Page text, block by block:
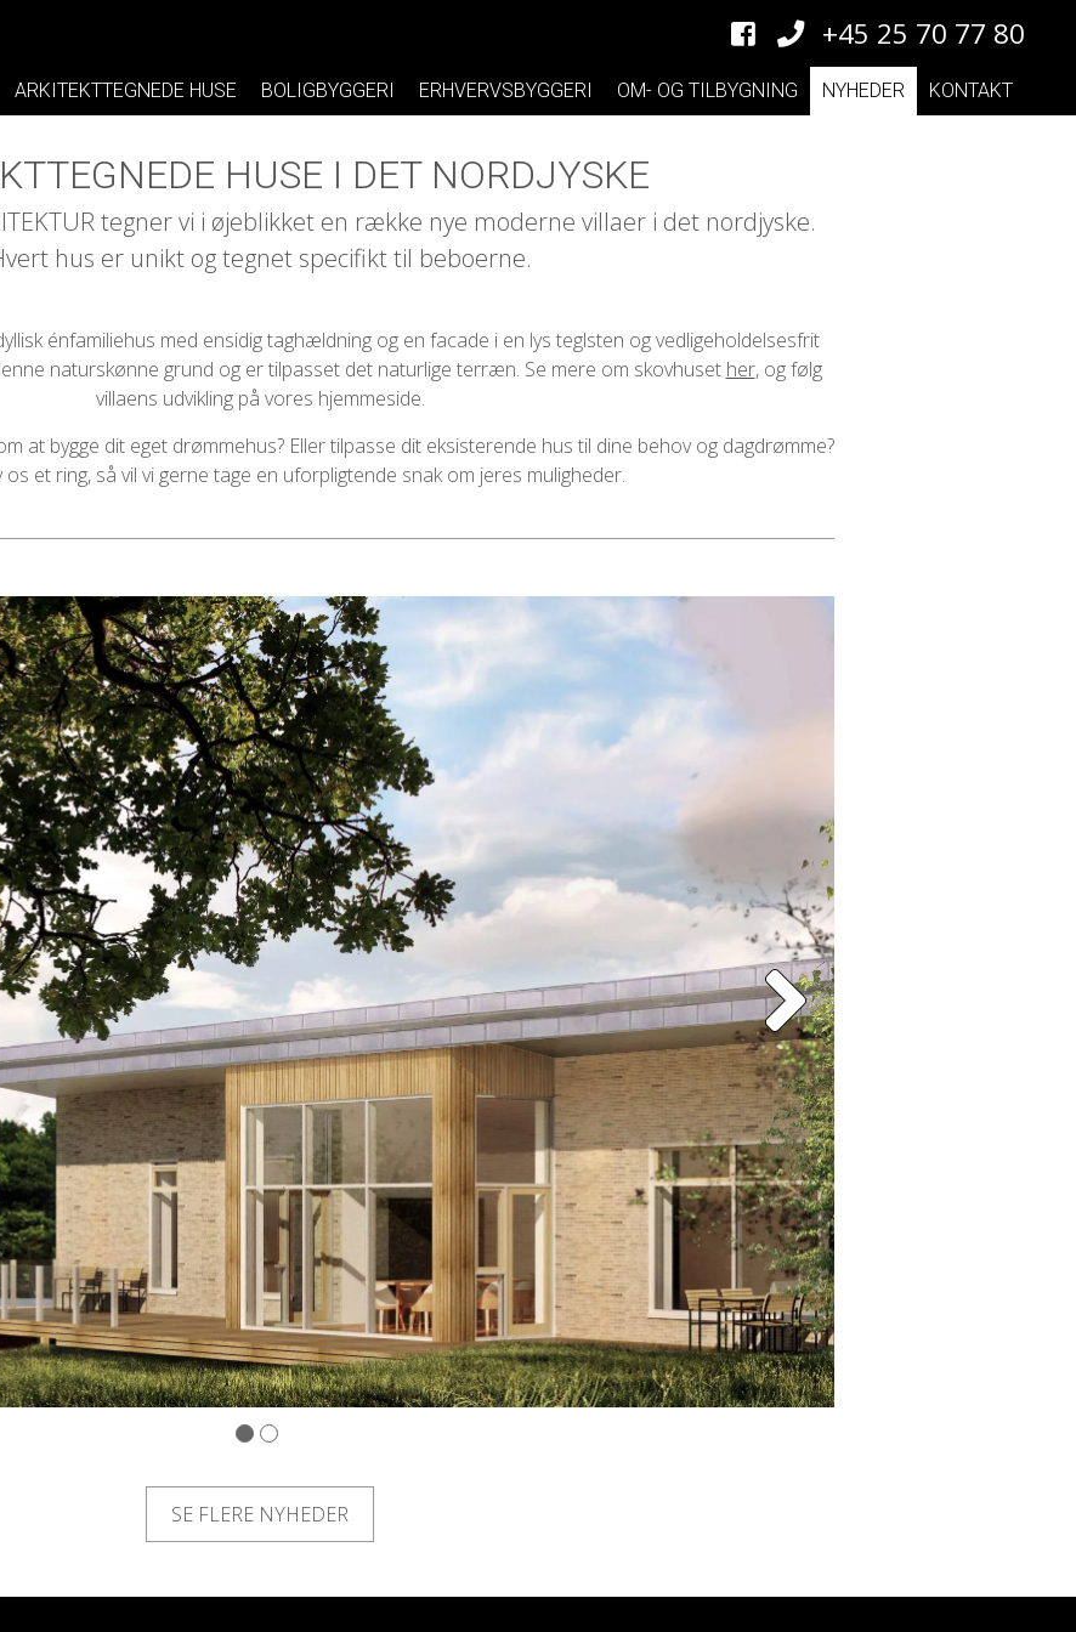
+45 25 70 77 80
ARKITEKTTEGNEDE HUSE BOLIGBYGGERI ERHVERVSBYGGERI OM- OG TILBYGNING NYHEDER KONTAKT
HUSE I DET NORDJYSKE
tegner vi i øjeblikket en række nye moderne villaer i det nordjyske.
hus er unikt og tegnet specifikt til beboerne.
énfamiliehus med ensidig taghældning og en facade i en lys teglsten og vedligeholdelsesfrit
naturskønne grund og er tilpasset det naturlige terræn. Se mere om skovhuset her, og følg
villaens udvikling på vores hjemmeside.
at bygge dit eget drømmehus? Eller tilpasse dit eksisterende hus til dine behov og dagdrømme?
os et ring, så vil vi gerne tage en uforpligtende snak om jeres muligheder.
SE FLERE NYHEDER